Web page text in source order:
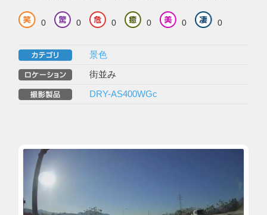
0 0 0 0 0 0
景色
街並み
DRY-AS400WGc